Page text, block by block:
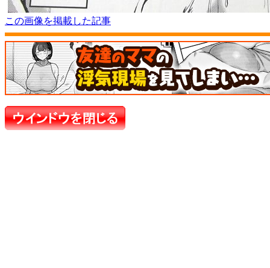
この画像を掲載した記事